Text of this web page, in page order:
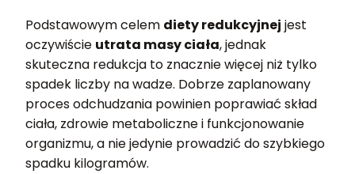
Podstawowym celem diety redukcyjnej jest
oczywiście utrata masy ciała, jednak
skuteczna redukcja to znacznie więcej niż tylko
spadek liczby na wadze. Dobrze zaplanowany
proces odchudzania powinien poprawiać skład
ciała, zdrowie metaboliczne i funkcjonowanie
organizmu, a nie jedynie prowadzić do szybkiego
spadku kilogramów.